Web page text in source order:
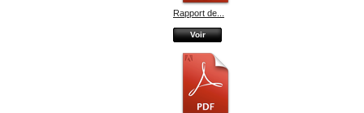
Rapport de...
Voir